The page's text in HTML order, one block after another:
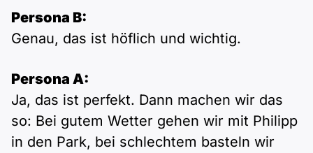
Persona B:
Genau, das ist höflich und wichtig.
Persona A:
Ja, das ist perfekt. Dann machen wir das
so: Bei gutem Wetter gehen wir mit Philipp
in den Park, bei schlechtem basteln wir